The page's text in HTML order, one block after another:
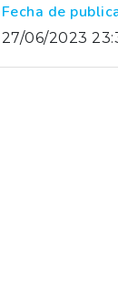
Fecha de
27/06/2023